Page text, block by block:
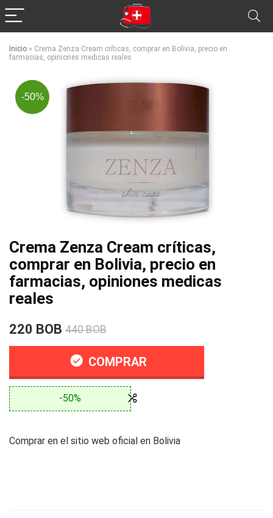
Inicio » Crema Zenza Cream críticas, comprar en Bolivia, precio en
farmacias, opiniones medicas reales
-50%
Crema Zenza Cream críticas,
comprar en Bolivia, precio en
farmacias, opiniones medicas
reales
220 BOB 440 BOB
COMPRAR
-50%
Comprar en el sitio web oficial en Bolivia